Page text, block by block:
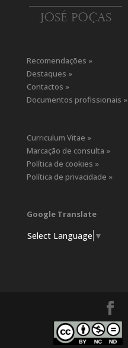
Recomendações »
Destaques »
Contactos »
Documentos profissionais »
Curriculum Vitae »
Marcação de consulta »
Política de cookies »
Política de privacidade »
Google Translate
Select Language ▼